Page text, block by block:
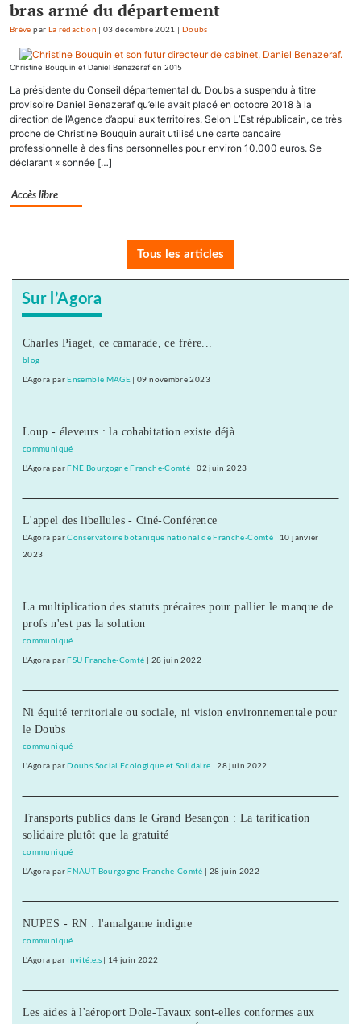
bras armé du département
Brève par La rédaction |03 décembre 2021 | Doubs
Christine Bouquin et Daniel Benazeraf en 2015
La présidente du Conseil départemental du Doubs a suspendu à titre
provisoire Daniel Benazeraf qu’elle avait placé en octobre 2018 à la
direction de l’Agence d’appui aux territoires. Selon L’Est républicain, ce très
proche de Christine Bouquin aurait utilisé une carte bancaire
professionnelle à des fins personnelles pour environ 10.000 euros. Se
déclarant « sonnée […]
Accès libre
Tous les articles
Sur l’Agora
Charles Piaget, ce camarade, ce frère...
blog
L'Agora par Ensemble MAGE |09 novembre 2023
Loup - éleveurs : la cohabitation existe déjà
communiqué
L'Agora par FNE Bourgogne Franche-Comté |02 juin 2023
L'appel des libellules - Ciné-Conférence
L'Agora parConservatoire botanique national de Franche-Comté| 10 janvier
2023
La multiplication des statuts précaires pour pallier le manque de
profs n'est pas la solution
communiqué
L'Agora par FSU Franche-Comté 28 juin 2022
Ni équité territoriale ou sociale, ni vision environnementale pour
le Doubs
communiqué
L'Agora par Doubs Social Ecologique et Solidaire |28 juin 2022
Transports publics dans le Grand Besançon : La tarification
solidaire plutôt que la gratuité
communiqué
L'Agora par FNAUT Bourgogne-Franche-Comté 28 juin 2022
NUPES - RN : l'amalgame indigne
communiqué
L'Agora par Invité.e.s| 14 juin 2022
Les aides à l'aéroport Dole-Tavaux sont-elles conformes aux